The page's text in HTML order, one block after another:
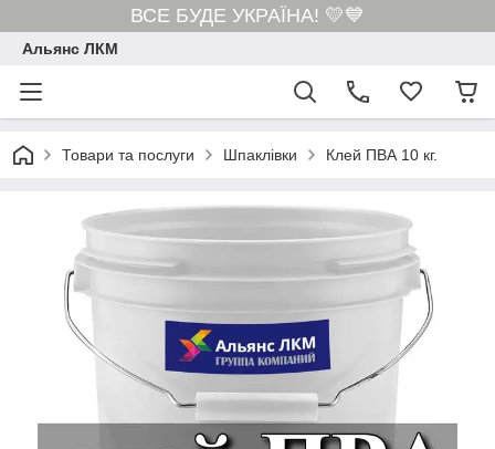
ВСЕ БУДЕ УКРАЇНА! 💛💙
Альянс ЛКМ
Товари та послуги Шпаклівки Клей ПВА 10 кг.